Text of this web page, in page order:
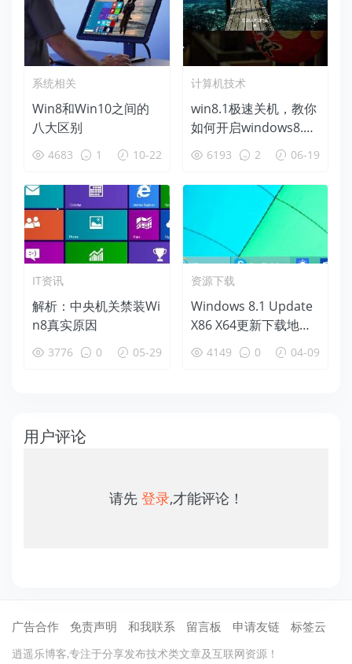
系统相关
Win8和Win10之间的
八大区别
4683 1 10-22
计算机技术
win8.1极速关机，教你
如何开启windows8.1
隐藏功能-炫酷滑动关
机
6193 2 06-19
IT资讯
解析：中央机关禁装Wi
n8真实原因
3776 0 05-29
资源下载
Windows 8.1 Update
X86 X64更新下载地址
（32位、64位、AR
M）
4149 0 04-09
用户评论
请先 登录,才能评论！
广告合作 免责声明 和我联系 留言板 申请友链 标签云
逍遥乐博客,专注于分享发布技术类文章及互联网资源！